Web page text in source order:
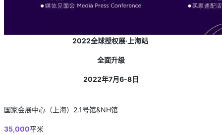
2022全球授权展·上海站
全面升级
2022年7月6-8日
国家会展中心（上海）2.1号馆&NH馆
35,000平米